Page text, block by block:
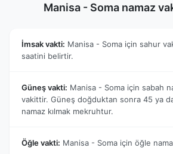
Manisa - Soma namaz
İmsak vakti: Manisa - Soma için sahur
saatini belirtir.
Güneş vakti: Manisa - Soma için sabah
vakittir. Güneş doğduktan sonra 45 ya
namaz kılmak mekruhtur.
Öğle vakti: Manisa - Soma için öğle